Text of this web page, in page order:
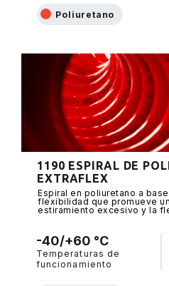
Poliuretano
1190 ESPIRAL DE
EXTRAFLEX
Espiral en poliuretano a
flexibilidad que promueve
estiramiento excesivo y la
-40/+60 °C
Temperaturas de
funcionamiento